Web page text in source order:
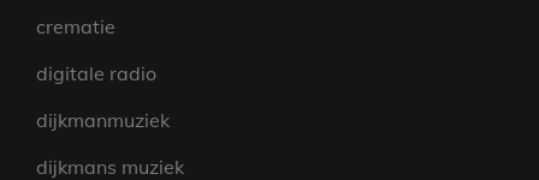
crematie
digitale radio
dijkmanmuziek
dijkmans muziek